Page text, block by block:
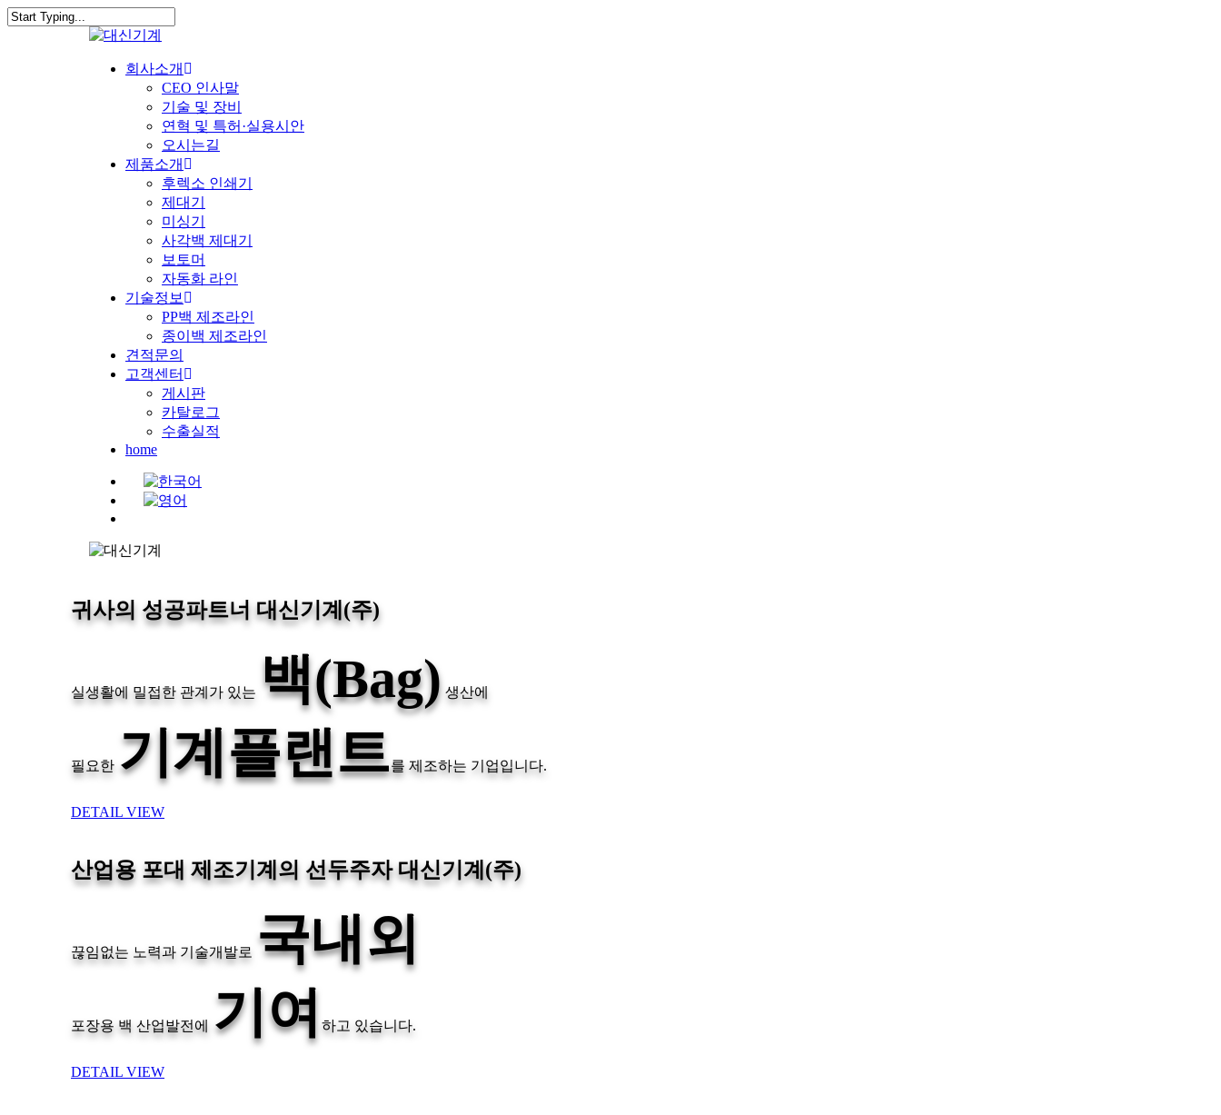
회사소개
CEO 인사말
기술 및 장비
연혁 및 특허·실용시안
오시는길
제품소개
후렉소 인쇄기
제대기
미싱기
사각백 제대기
보토머
자동화 라인
기술정보
PP백 제조라인
종이백 제조라인
견적문의
고객센터
게시판
카탈로그
수출실적
home
귀사의 성공파트너 대신기계(주)
실생활에 밀접한 관계가 있는 백(Bag) 생산에
필요한 기계플랜트를 제조하는 기업입니다.
DETAIL VIEW
산업용 포대 제조기계의 선두주자 대신기계(주)
끊임없는 노력과 기술개발로 국내외
포장용 백 산업발전에 기여 하고 있습니다.
DETAIL VIEW